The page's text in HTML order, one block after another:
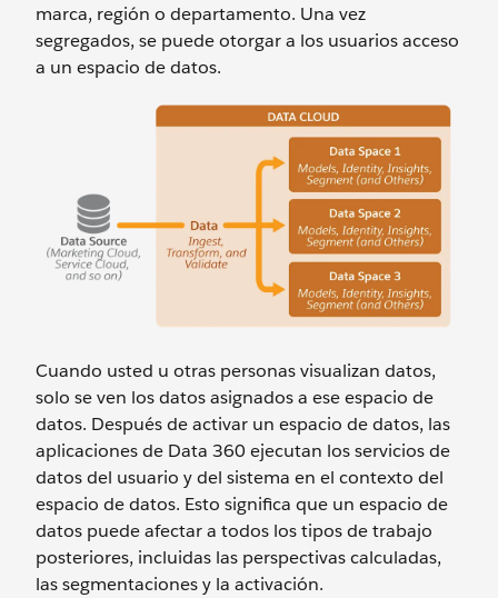
marca, región o departamento. Una vez
segregados, se puede otorgar a los usuarios acceso
a un espacio de datos.
Cuando usted u otras personas visualizan datos,
solo se ven los datos asignados a ese espacio de
datos. Después de activar un espacio de datos, las
aplicaciones de Data 360 ejecutan los servicios de
datos del usuario y del sistema en el contexto del
espacio de datos. Esto significa que un espacio de
datos puede afectar a todos los tipos de trabajo
posteriores, incluidas las perspectivas calculadas,
las segmentaciones y la activación.